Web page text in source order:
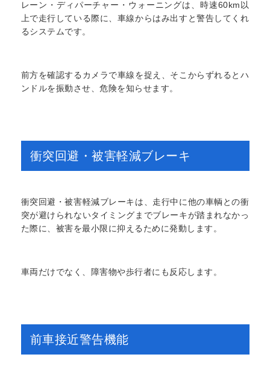
レーン・ディパーチャー・ウォーニングは、時速60km以
上で走行している際に、車線からはみ出すと警告してくれ
るシステムです。
前方を確認するカメラで車線を捉え、そこからずれるとハ
ンドルを振動させ、危険を知らせます。
衝突回避・被害軽減ブレーキ
衝突回避・被害軽減ブレーキは、走行中に他の車輌との衝
突が避けられないタイミングまでブレーキが踏まれなかっ
た際に、被害を最小限に抑えるために発動します。
車両だけでなく、障害物や歩行者にも反応します。
前車接近警告機能